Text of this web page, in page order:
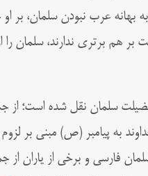
عرب نبودن سلمان، بر
هم برتری ندارند، سلمان را
سلمان نقل شده است؛ از
به پیامبر (ص) مبنی بر
فارسی و برخی از یاران از